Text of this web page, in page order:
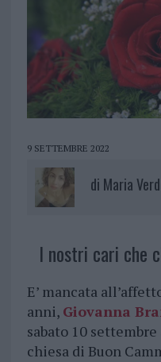
9 SETTEMBRE 2022
di Maria
I nostri cari che
E’ mancata
anni, Giovanna
sabato 10
chiesa di Buon